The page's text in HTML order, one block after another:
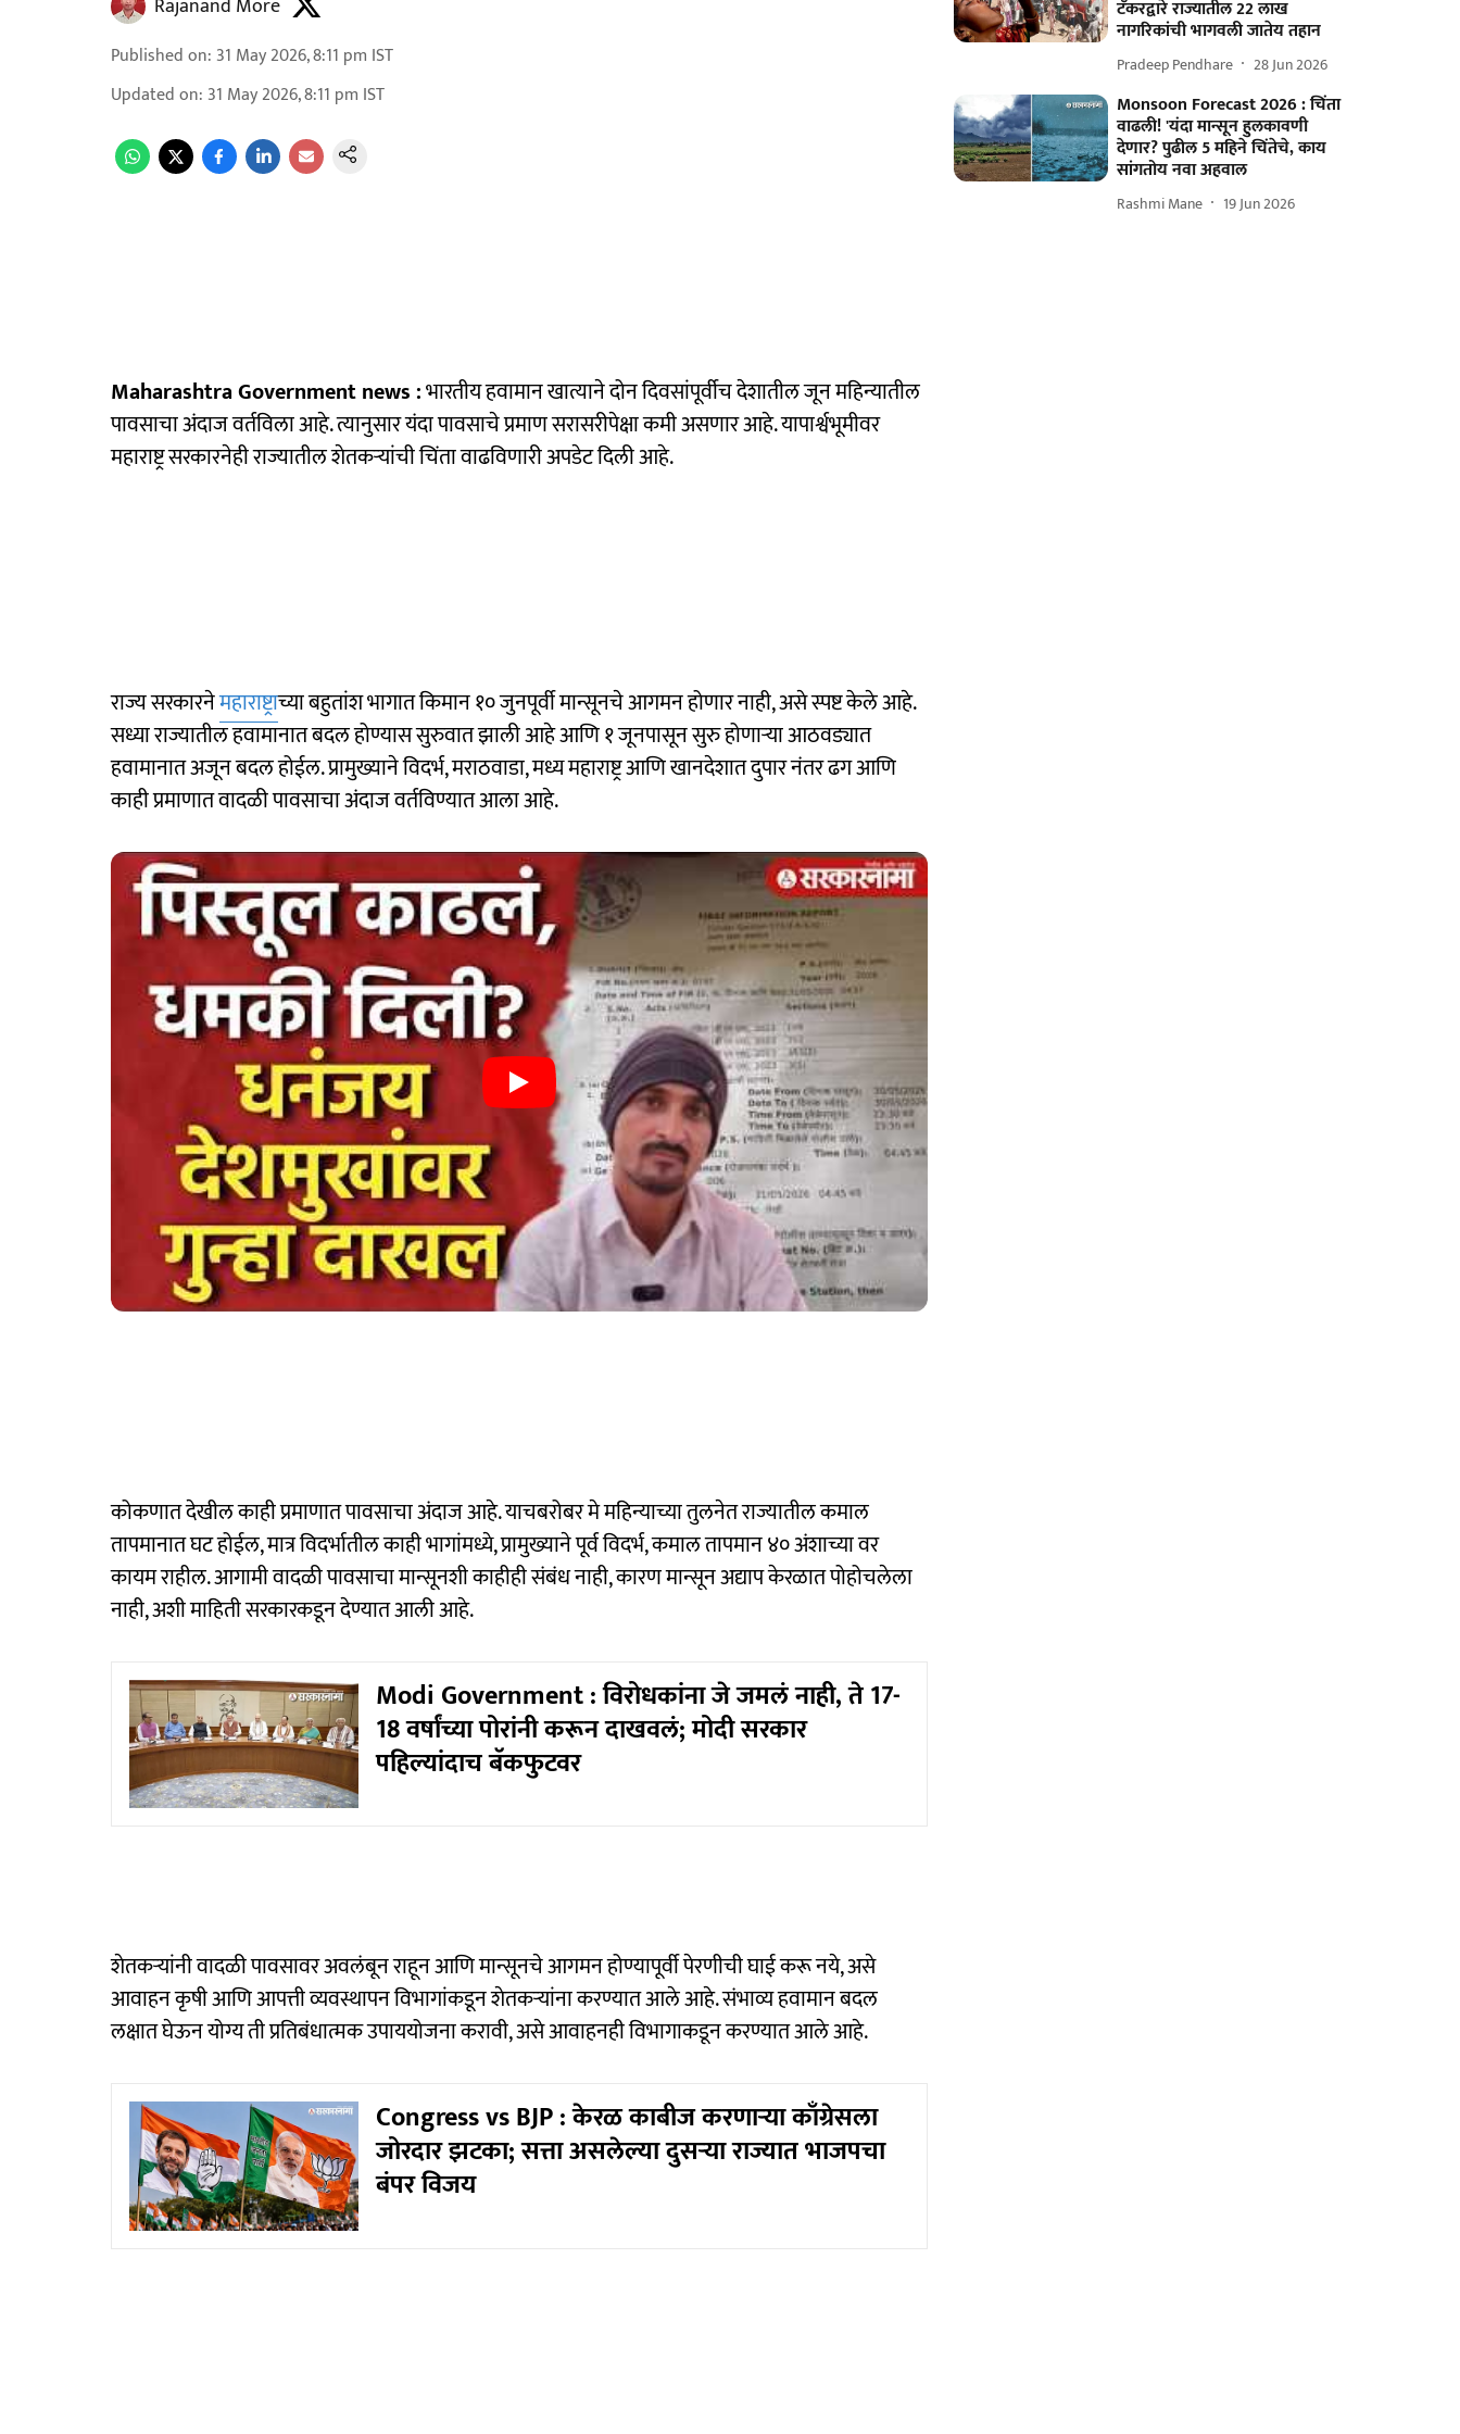
Rajanand More
Published on: 31 May 2026, 8:11 pm IST
Updated on: 31 May 2026, 8:11 pm IST
Maharashtra Government news :भारतीय हवामान खात्याने दोन दिवसांपूर्वीच देशातील जून महिन्यातील
पावसाचा अंदाज वर्तविला आहे. त्यानुसार यंदा पावसाचे प्रमाण सरासरीपेक्षा कमी असणार आहे. यापार्श्वभूमीवर
महाराष्ट्र सरकारनेही राज्यातील शेतकऱ्यांची चिंता वाढविणारी अपडेट दिली आहे.
राज्य सरकारनेमहाराष्ट्राच्या बहुतांश भागात किमान १० जुनपूर्वी मान्सूनचे आगमन होणार नाही, असे स्पष्ट केले आहे.
सध्या राज्यातील हवामानात बदल होण्यास सुरुवात झाली आहे आणि १ जूनपासून सुरु होणाऱ्या आठवड्यात
हवामानात अजून बदल होईल. प्रामुख्याने विदर्भ, मराठवाडा, मध्य महाराष्ट्र आणि खानदेशात दुपार नंतर ढग आणि
काही प्रमाणात वादळी पावसाचा अंदाज वर्तविण्यात आला आहे.
कोकणात देखील काही प्रमाणात पावसाचा अंदाज आहे. याचबरोबर मे महिन्याच्या तुलनेत राज्यातील कमाल
तापमानात घट होईल, मात्र विदर्भातील काही भागांमध्ये, प्रामुख्याने पूर्व विदर्भ, कमाल तापमान ४० अंशाच्या वर
कायम राहील. आगामी वादळी पावसाचा मान्सूनशी काहीही संबंध नाही, कारण मान्सून अद्याप केरळात पोहोचलेला
नाही, अशी माहिती सरकारकडून देण्यात आली आहे.
Modi Government : विरोधकांना जे जमलं नाही, ते 17-
18 वर्षांच्या पोरांनी करून दाखवलं; मोदी सरकार
पहिल्यांदाच बॅकफुटवर
शेतकऱ्यांनी वादळी पावसावर अवलंबून राहून आणि मान्सूनचे आगमन होण्यापूर्वी पेरणीची घाई करू नये, असे
आवाहन कृषी आणि आपत्ती व्यवस्थापन विभागांकडून शेतकऱ्यांना करण्यात आले आहे. संभाव्य हवामान बदल
लक्षात घेऊन योग्य ती प्रतिबंधात्मक उपाययोजना करावी, असे आवाहनही विभागाकडून करण्यात आले आहे.
Congress vs BJP : केरळ काबीज करणाऱ्या काँग्रेसला
जोरदार झटका; सत्ता असलेल्या दुसऱ्या राज्यात भाजपचा
बंपर विजय
टँकरद्वारे राज्यातील 22 लाख
नागरिकांची भागवली जातेय तहान
Pradeep Pendhare 28 Jun 2026
Monsoon Forecast 2026 : चिंता
वाढली! 'यंदा मान्सून हुलकावणी
देणार? पुढील 5 महिने चिंतेचे, काय
सांगतोय नवा अहवाल
Rashmi Mane 19 Jun 2026